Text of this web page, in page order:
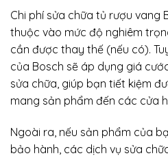
Chi phí sửa chữa tủ rượu vang
thuộc vào mức độ nghiêm
cần được thay thế (nếu có).
của Bosch sẽ áp dụng giá
sửa chữa, giúp bạn tiết kiệm
mang sản phẩm đến các cửa
Ngoài ra, nếu sản phẩm của
bảo hành, các dịch vụ sửa